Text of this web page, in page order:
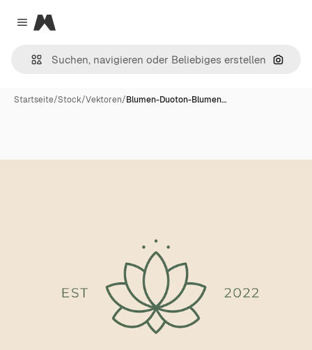
Close menu
Magnific
Nach
Startseite/Stock/Vektoren/Blumen-Duoton-Blumen…